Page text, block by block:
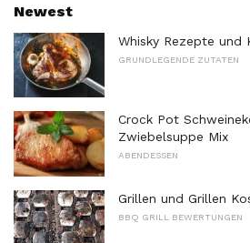
Newest
Whisky Rezepte und
GRUNDLEGENDE ZUTATEN
Crock Pot
Zwiebelsuppe Mix
ABENDESSEN
Grillen und Grillen
BBQ GRILL BEWERTUNGEN